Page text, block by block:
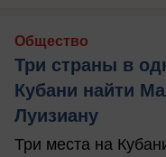
Общество
Три страны в
Кубани найти
Луизиану
Три места на